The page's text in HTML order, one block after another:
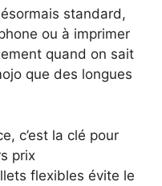
standard,
ou à imprimer
quand on sait
que des longues
c’est la clé pour
prix
flexibles évite le